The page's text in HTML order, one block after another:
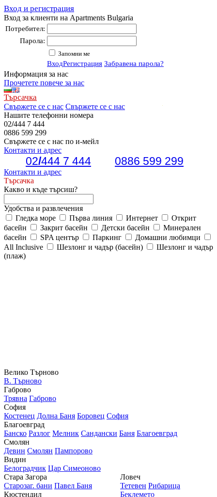
Вход и регистрация
Вход за клиенти на Apartments Bulgaria
Потребител:
Парола:
Запомни ме
ВходРегистрация Забравена парола?
Информация за нас
Прочетете повече за нас
Търсачка
Свържете се с нас Свържете се с нас
Нашите телефонни номера
02/444 7 444
0886 599 299
Свържете се с нас по и-мейл
Контакти и адрес
02/444 7 444 0886 599 299
Контакти и адрес
Търсачка
Какво и къде търсиш?
Удобства и развлечения
Гледка море
Първа линия Интернет
Открит
басейн
Закрит басейн Детски басейн
Минерален
басейн
SPA център Паркинг
Домашни любимци
All Inclusive
Шезлонг и чадър (басейн)
Шезлонг и чадър
(плаж)
Велико Търново
В. Търново
Габрово
Трявна Габрово
София
Костенец Долна Баня Боровец София
Благоевград
Банско Разлог Мелник Сандански Баня Благоевград
Смолян
Девин Смолян Пампорово
Видин
Белоградчик Цар Симеоново
Стара Загора
Старозаг. бани Павел Баня
Кюстендил
Ловеч
Тетевен Рибарица
Беклемето